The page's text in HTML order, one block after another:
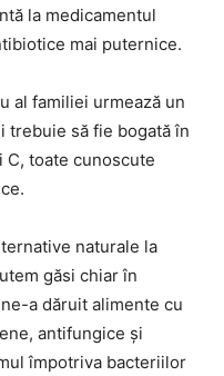
la medicamentul
mai puternice.
al familiei urmează un
trebuie să fie bogată în
C, toate cunoscute
naturale la
găsi chiar în
a dăruit alimente cu
antifungice și
împotriva bacteriilor